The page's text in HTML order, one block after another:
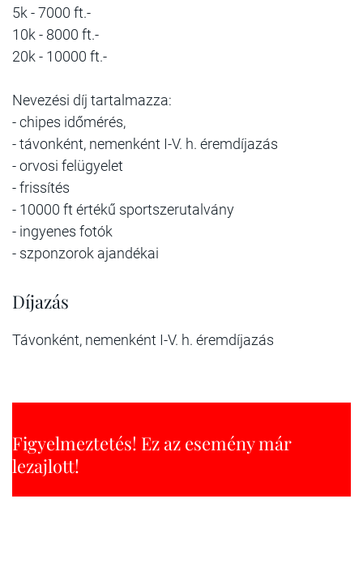
5k - 7000 ft.-
10k - 8000 ft.-
20k - 10000 ft.-
Nevezési díj tartalmazza:
- chipes időmérés,
- távonként, nemenként I-V. h. éremdíjazás
- orvosi felügyelet
- frissítés
- 10000 ft értékű sportszerutalvány
- ingyenes fotók
- szponzorok ajandékai
Díjazás
Távonként, nemenként I-V. h. éremdíjazás
Figyelmeztetés! Ez az esemény már
lezajlott!